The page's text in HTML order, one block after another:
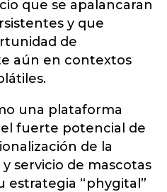
que se apalancaran
y que
de
aún en contextos
una plataforma
fuerte potencial de
de la
servicio de mascotas
estrategia “phygital”